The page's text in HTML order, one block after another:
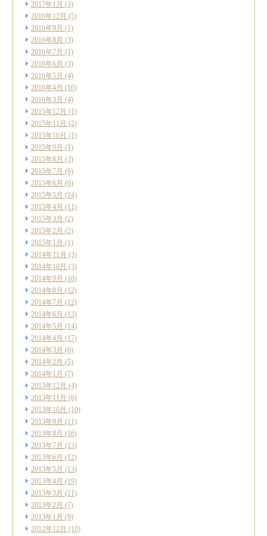
2017年1月 (3)
2016年12月 (5)
2016年9月 (1)
2016年8月 (3)
2016年7月 (1)
2016年6月 (3)
2016年5月 (4)
2016年4月 (10)
2016年3月 (4)
2015年12月 (1)
2015年11月 (2)
2015年10月 (1)
2015年9月 (1)
2015年8月 (3)
2015年7月 (6)
2015年6月 (6)
2015年5月 (14)
2015年4月 (11)
2015年3月 (2)
2015年2月 (2)
2015年1月 (1)
2014年11月 (3)
2014年10月 (3)
2014年9月 (10)
2014年8月 (12)
2014年7月 (12)
2014年6月 (13)
2014年5月 (14)
2014年4月 (17)
2014年3月 (6)
2014年2月 (5)
2014年1月 (7)
2013年12月 (4)
2013年11月 (6)
2013年10月 (10)
2013年9月 (11)
2013年8月 (16)
2013年7月 (13)
2013年6月 (12)
2013年5月 (13)
2013年4月 (19)
2013年3月 (11)
2013年2月 (7)
2013年1月 (9)
2012年12月 (10)